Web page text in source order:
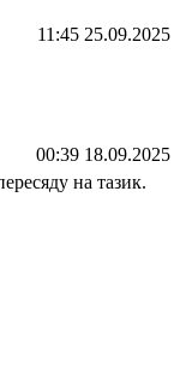
11:45 25.09.2025
00:39 18.09.2025
на тазик.